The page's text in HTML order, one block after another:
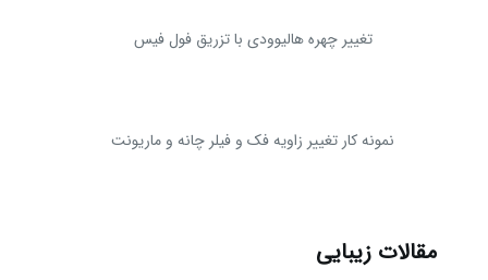
تغییر چهره هالیوودی با تزریق فول فیس
نمونه کار تغییر زاویه فک و فیلر چانه و ماریونت
مقالات زیبایی